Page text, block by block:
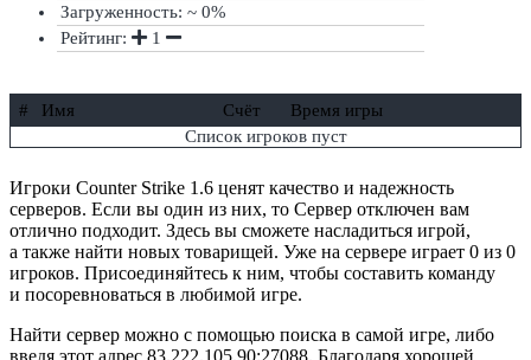
Загруженность: ~ 0%
Рейтинг:
1
# Имя Счёт
Время игры
Список игроков пуст
Игроки Counter Strike 1.6 ценят качество и надежность
серверов. Если вы один из них, то Сервер отключен вам
отлично подходит. Здесь вы сможете насладиться игрой,
а также найти новых товарищей. Уже на сервере играет 0 из 0
игроков. Присоединяйтесь к ним, чтобы составить команду
и посоревноваться в любимой игре.
Найти сервер можно с помощью поиска в самой игре, либо
введя этот адрес 83.222.105.90:27088. Благодаря хорошей